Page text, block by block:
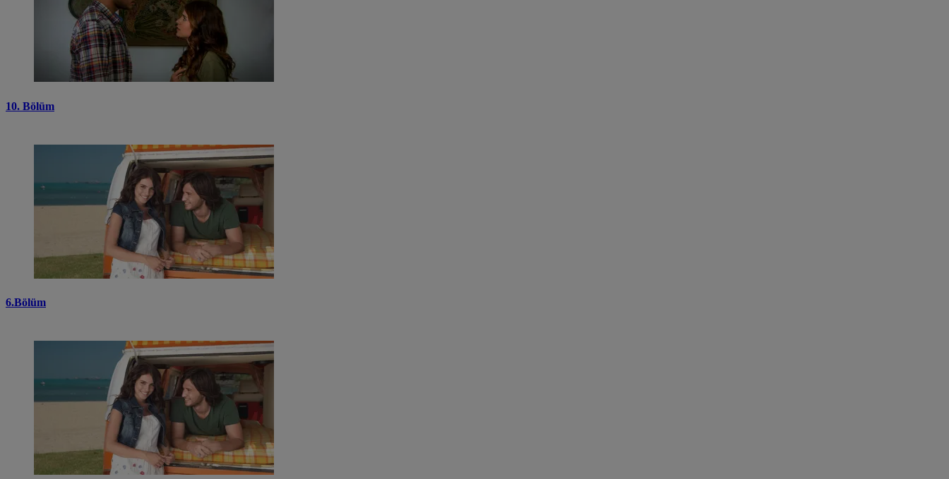
10. Bölüm
6.Bölüm